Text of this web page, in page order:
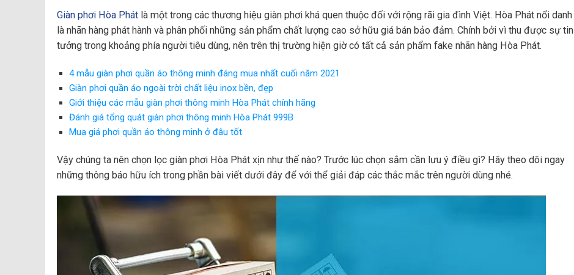
Giàn phơi Hòa Phát là một trong các thương hiệu giàn phơi khá quen thuộc đối với rộng rãi gia đình Việt. Hòa Phát nổi danh
là nhãn hàng phát hành và phân phối những sản phẩm chất lượng cao sở hữu giá bán bảo đảm. Chính bởi vì thu được sự tin
tưởng trong khoảng phía người tiêu dùng, nên trên thị trường hiện giờ có tất cả sản phẩm fake nhãn hàng Hòa Phát.
4 mẫu giàn phơi quần áo thông minh đáng mua nhất cuối năm 2021
Giàn phơi quần áo ngoài trời chất liệu inox bền, đẹp
Giới thiệu các mẫu giàn phơi thông minh Hòa Phát chính hãng
Đánh giá tổng quát giàn phơi thông minh Hòa Phát 999B
Mua giá phơi quần áo thông minh ở đâu tốt
Vậy chúng ta nên chọn lọc giàn phơi Hòa Phát xịn như thế nào? Trước lúc chọn sắm cần lưu ý điều gì? Hãy theo dõi ngay
những thông báo hữu ích trong phần bài viết dưới đây để với thể giải đáp các thắc mắc trên người dùng nhé.